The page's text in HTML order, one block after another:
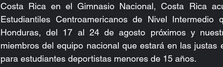
Costa Rica en el Gimnasio Nacional, Costa Rica
Estudiantiles Centroamericanos de Nivel Intermedio
Honduras, del 17 al 24 de agosto próximos y
miembros del equipo nacional que estará en las justas
para estudiantes deportistas menores de 15 años.